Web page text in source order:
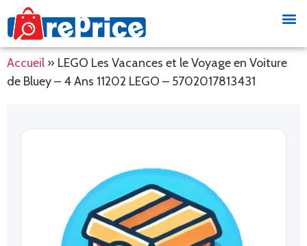
Accueil » LEGO Les Vacances et le Voyage en Voiture
de Bluey – 4 Ans 11202 LEGO – 5702017813431